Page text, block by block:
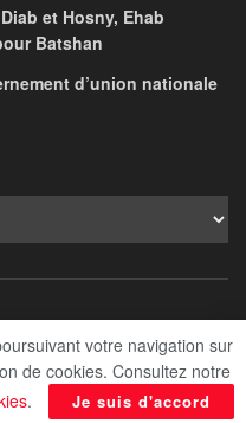
et Hosny, Ehab
Batshan
d’union nationale
Management.
votre navigation sur
de cookies. Consultez notre
. Je suis d'accord